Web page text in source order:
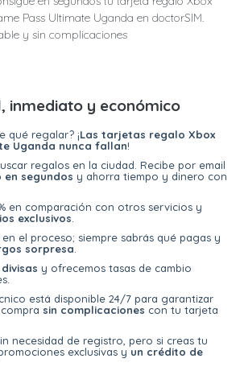
Pass Ultimate Uganda en doctorSIM.
y sin complicaciones
inmediato y económico
qué regalar? ¡Las tarjetas regalo Xbox
Uganda nunca fallan!
regalos en la ciudad. Recibe por email
segundos y ahorra tiempo y dinero con
en comparación con otros servicios y
exclusivos
el proceso; siempre sabrás qué pagas y
sorpresa
y ofrecemos tasas de cambio
está disponible 24/7 para garantizar
sin complicaciones con tu tarjeta
necesidad de registro, pero si creas tu
exclusivas y un crédito de